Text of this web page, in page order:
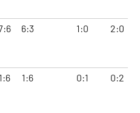
6:3 1:0 2:0
1:6 1:6 0:1 0:2